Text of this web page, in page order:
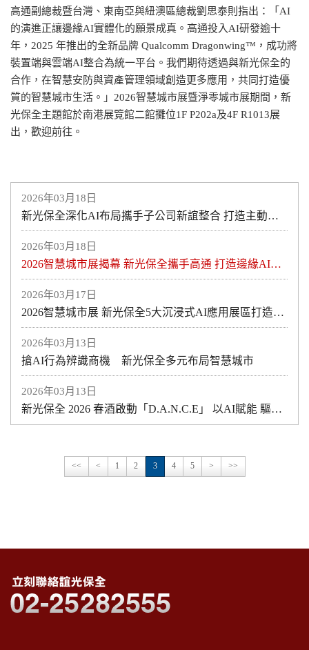
2026年03月18日
新光保全深化AI布局攜手子公司新誼整合 打造主動式智慧防護新模式助力醫療與產業安全升級
2026年03月18日
2026智慧城市展揭幕 新光保全攜手高通 打造邊緣AI智慧防護新紀元
2026年03月17日
2026智慧城市展 新光保全5大沉浸式AI應用展區打造全方位空間安全規劃
2026年03月13日
搶AI行為辨識商機 新光保全多元布局智慧城市
2026年03月13日
新光保全 2026 春酒啟動「D.A.N.C.E」 以AI賦能 驅動安全科技與營運升級
<< < 1 2 3 4 5 > >>
高通副總裁暨台灣、東南亞與紐澳區總裁劉思泰則指出：「AI
的演進正讓邊緣AI實體化的願景成真。高通投入AI研發逾十
年，2025 年推出的全新品牌 Qualcomm Dragonwing™，成功將
裝置端與雲端AI整合為統一平台。我們期待透過與新光保全的
合作，在智慧安防與資產管理領域創造更多應用，共同打造優
質的智慧城市生活。」2026智慧城市展暨淨零城市展期間，新
光保全主題館於南港展覽館二館攤位1F P202a及4F R1013展
出，歡迎前往。